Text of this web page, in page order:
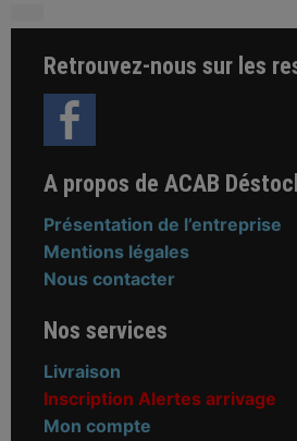
Retrouvez-nous sur les
A propos de ACAB
Présentation de l’entreprise
Mentions légales
Nous contacter
Nos services
Livraison
Inscription Alertes arrivage
Mon compte